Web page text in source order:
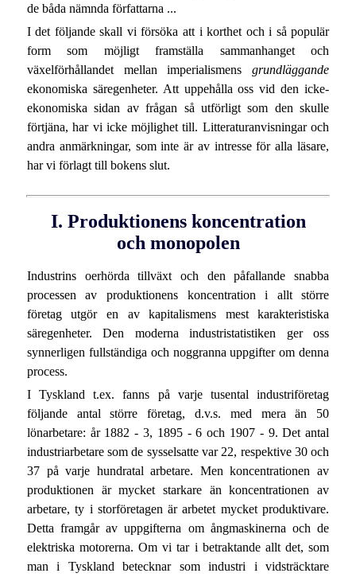
de båda nämnda författarna ...
I det följande skall vi försöka att i korthet och i så populär
form som möjligt framställa sammanhanget och
växelförhållandet mellan imperialismensgrundläggande
ekonomiska säregenheter. Att uppehålla oss vid den icke-
ekonomiska sidan av frågan så utförligt som den skulle
förtjäna, har vi icke möjlighet till. Litteraturanvisningar och
andra anmärkningar, som inte är av intresse för alla läsare,
har vi förlagt till bokens slut.
I. Produktionens koncentration
och monopolen
Industrins oerhörda tillväxt och den påfallande snabba
processen av produktionens koncentration i allt större
företag utgör en av kapitalismens mest karakteristiska
säregenheter. Den moderna industristatistiken ger oss
synnerligen fullständiga och noggranna uppgifter om denna
process.
I Tyskland t.ex. fanns på varje tusental industriföretag
följande antal större företag, d.v.s. med mera än 50
lönarbetare: år 1882 - 3, 1895 - 6 och 1907 - 9. Det antal
industriarbetare som de sysselsatte var 22, respektive 30 och
37 på varje hundratal arbetare. Men koncentrationen av
produktionen är mycket starkare än koncentrationen av
arbetare, ty i storföretagen är arbetet mycket produktivare.
Detta framgår av uppgifterna om ångmaskinerna och de
elektriska motorerna. Om vi tar i betraktande allt det, som
man i Tyskland betecknar som industri i vidsträcktare